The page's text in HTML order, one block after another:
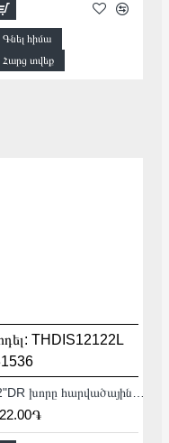
Գնել հիմա
Հարց տվեք
THDIS12122L